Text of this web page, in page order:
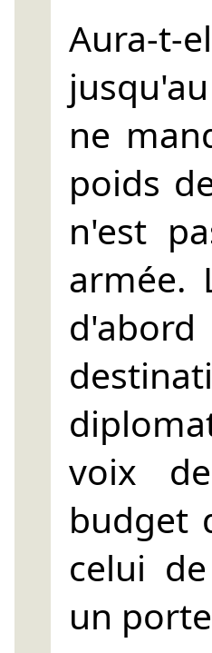
Aura-
ne
poids
n'est
armée.
voix
budget
celui
un